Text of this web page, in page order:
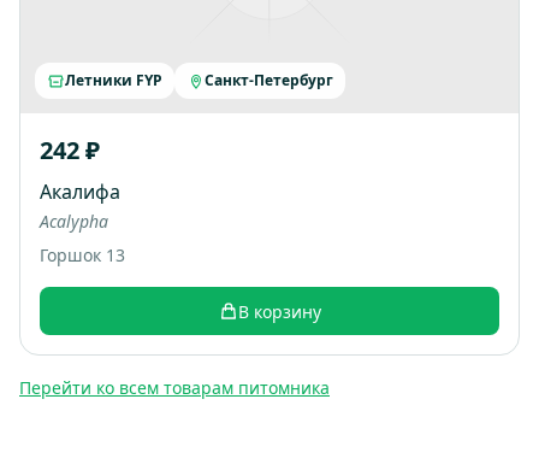
Летники FYP Санкт-Петербург
242 ₽
Акалифа
Acalypha
Горшок 13
В корзину
Перейти ко всем товарам питомника